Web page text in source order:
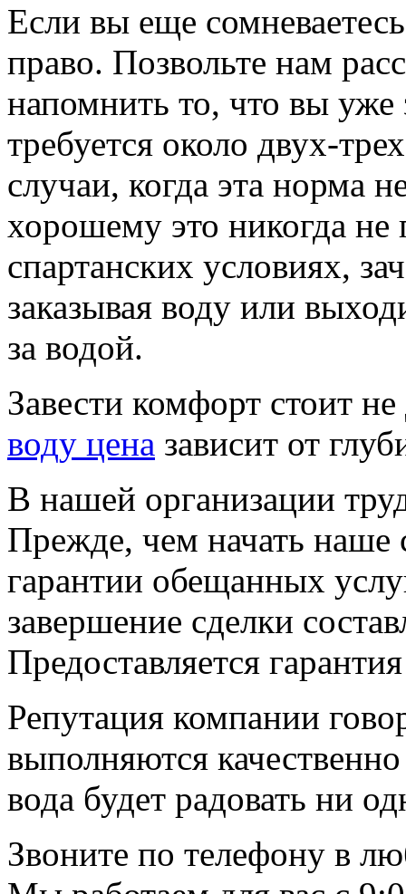
Если вы еще
право. Позвольте нам
напомнить то, что вы уже
требуется около двух-
случаи, когда эта норма
хорошему это никогда
спартанских условиях,
заказывая воду или
за водой.
Завести комфорт стоит
воду цена зависит от
В нашей организации
Прежде, чем начать наше
гарантии обещанных
завершение сделки
Предоставляется
Репутация компании
выполняются
вода будет радовать ни
Звоните по телефону в